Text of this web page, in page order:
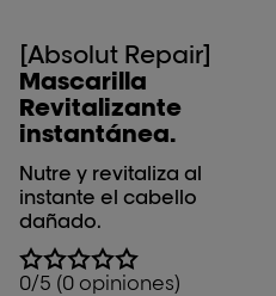
[Absolut Repair]
Mascarilla
Revitalizante
instantánea.
Nutre y revitaliza al
instante el cabello
dañado.
0/5 (0 opiniones)